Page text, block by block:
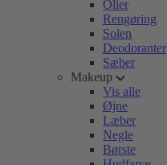
Olier
Rengøring
Solen
Deodoranter
Sæber
Makeup
Vis alle
Øjne
Læber
Negle
Børste